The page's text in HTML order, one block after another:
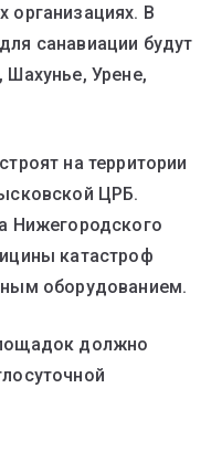
организациях. В
санавиации будут
Урене,
на территории
ЦРБ.
Нижегородского
катастроф
оборудованием.
должно